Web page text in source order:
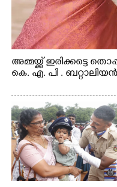
അമ്മയ്ക്ക് ഇരിക്കട്ടെ
കെ. എ. പി .